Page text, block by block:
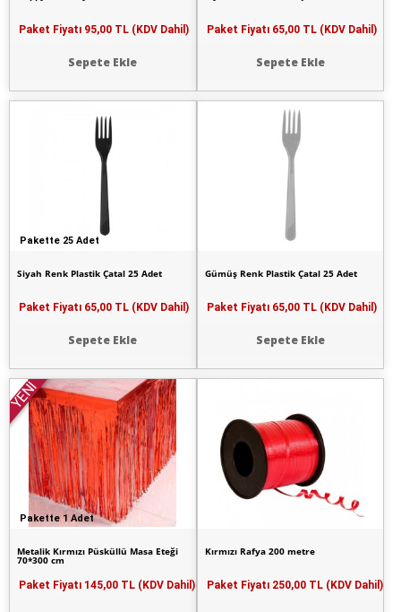
Paket Fiyatı 95,00 TL (KDV Dahil)
Sepete Ekle
Paket Fiyatı 65,00 TL (KDV Dahil)
Sepete Ekle
Pakette 25 Adet
Siyah Renk Plastik Çatal 25 Adet
Paket Fiyatı 65,00 TL (KDV Dahil)
Sepete Ekle
Gümüş Renk Plastik Çatal 25 Adet
Paket Fiyatı 65,00 TL (KDV Dahil)
Sepete Ekle
Pakette 1 Adet
YENİ
Metalik Kırmızı Püsküllü Masa Eteği
70*300 cm
Paket Fiyatı 145,00 TL (KDV Dahil)
Kırmızı Rafya 200 metre
Paket Fiyatı 250,00 TL (KDV Dahil)